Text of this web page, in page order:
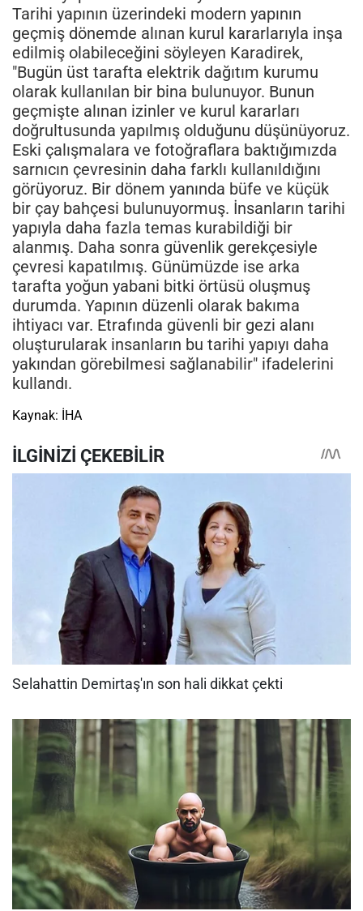
Tarihi yapının üzerindeki modern yapının
geçmiş dönemde alınan kurul kararlarıyla inşa
edilmiş olabileceğini söyleyen Karadirek,
"Bugün üst tarafta elektrik dağıtım kurumu
olarak kullanılan bir bina bulunuyor. Bunun
geçmişte alınan izinler ve kurul kararları
doğrultusunda yapılmış olduğunu düşünüyoruz.
Eski çalışmalara ve fotoğraflara baktığımızda
sarnıcın çevresinin daha farklı kullanıldığını
görüyoruz. Bir dönem yanında büfe ve küçük
bir çay bahçesi bulunuyormuş. İnsanların tarihi
yapıyla daha fazla temas kurabildiği bir
alanmış. Daha sonra güvenlik gerekçesiyle
çevresi kapatılmış. Günümüzde ise arka
tarafta yoğun yabani bitki örtüsü oluşmuş
durumda. Yapının düzenli olarak bakıma
ihtiyacı var. Etrafında güvenli bir gezi alanı
oluşturularak insanların bu tarihi yapıyı daha
yakından görebilmesi sağlanabilir" ifadelerini
kullandı.
Kaynak: İHA